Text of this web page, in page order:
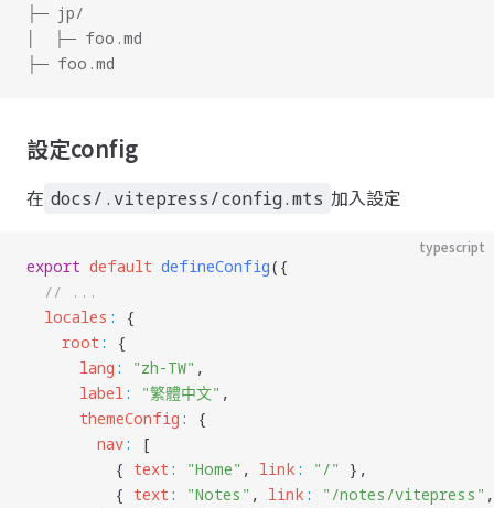
├─ jp/
│  ├─ foo.md
├─ foo.md
設定config
在 docs/.vitepress/config.mts 加入設定
typescript
export default defineConfig({
  // ...
  locales
:
{
    root
:
{
      lang
: "zh-TW" ,
      label
: "繁體中文" ,
      themeConfig
:
{
        nav
:
[
          {
text : "Home" , link : " /"
},
          {
text : "Notes " , link : " /notes/vitepress "